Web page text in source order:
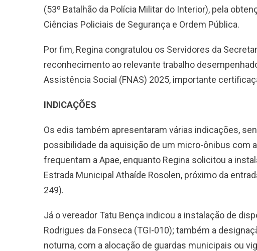
(53º Batalhão da Polícia Militar do Interior), pela
Ciências Policiais de Segurança e Ordem Pública.
Por fim, Regina congratulou os Servidores da
reconhecimento ao relevante trabalho
Assistência Social (FNAS) 2025, importante
INDICAÇÕES
Os edis também apresentaram várias indicações,
possibilidade da aquisição de um micro-ônibus com
frequentam a Apae, enquanto Regina solicitou a
Estrada Municipal Athaíde Rosolen, próximo da
249).
Já o vereador Tatu Bença indicou a instalação de
Rodrigues da Fonseca (TGI-010); também a
noturna, com a alocação de guardas municipais ou